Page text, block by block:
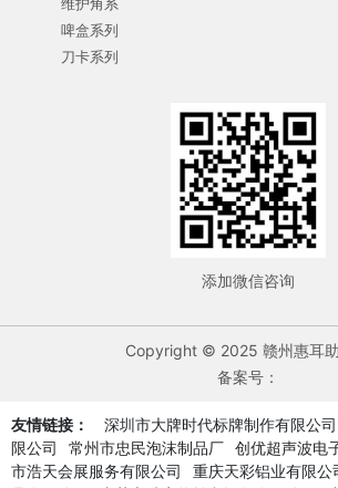
啤盒系列
刀卡系列
添加微信咨询
Copyright © 2025 赣州惠耳
备案号：
友情链接： 深圳市大牌时代标牌制作有限公司
限公司
常州市忠民泡沫制品厂 创优超声波电
市浩天会展服务有限公司
重庆天彩铝业有限公